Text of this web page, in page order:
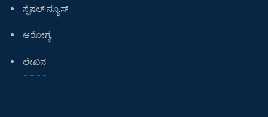
ಸ್ಪೆಷಲ್ ನ್ಯೂಸ್
ಆರೋಗ್ಯ
ಲೇಖನ